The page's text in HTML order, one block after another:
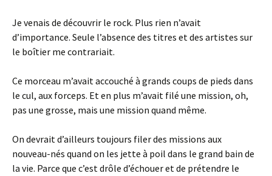
Je venais de découvrir le rock. Plus rien n’avait
d’importance. Seule l’absence des titres et des artistes sur
le boîtier me contrariait.
Ce morceau m’avait accouché à grands coups de pieds dans
le cul, aux forceps. Et en plus m’avait filé une mission, oh,
pas une grosse, mais une mission quand même.
On devrait d’ailleurs toujours filer des missions aux
nouveau-nés quand on les jette à poil dans le grand bain de
la vie. Parce que c’est drôle d’échouer et de prétendre le